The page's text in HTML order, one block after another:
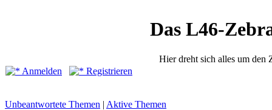
Das L46-
Hier dreht sich alles um den
Anmelden
Registrieren
Unbeantwortete Themen | Aktive Themen